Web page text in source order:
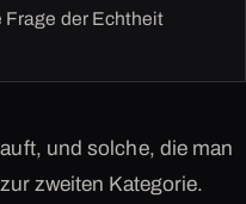
Frage der Echtheit
und solche, die man
zweiten Kategorie.